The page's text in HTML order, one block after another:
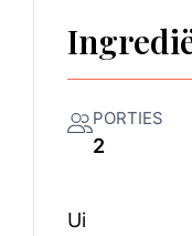
PORTIES
2
Ui